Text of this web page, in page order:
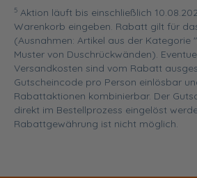
5 Aktion läuft bis einschließlich
Warenkorb eingeben. Rabatt gilt für
(Ausnahmen: Artikel aus der Kategorie
Muster von Duschrückwänden).
Versandkosten sind vom Rabatt
Gutscheincode pro Person einlösbar
Rabattaktionen kombinierbar. Der
direkt im Bestellprozess eingelöst
Rabattgewährung ist nicht möglich.